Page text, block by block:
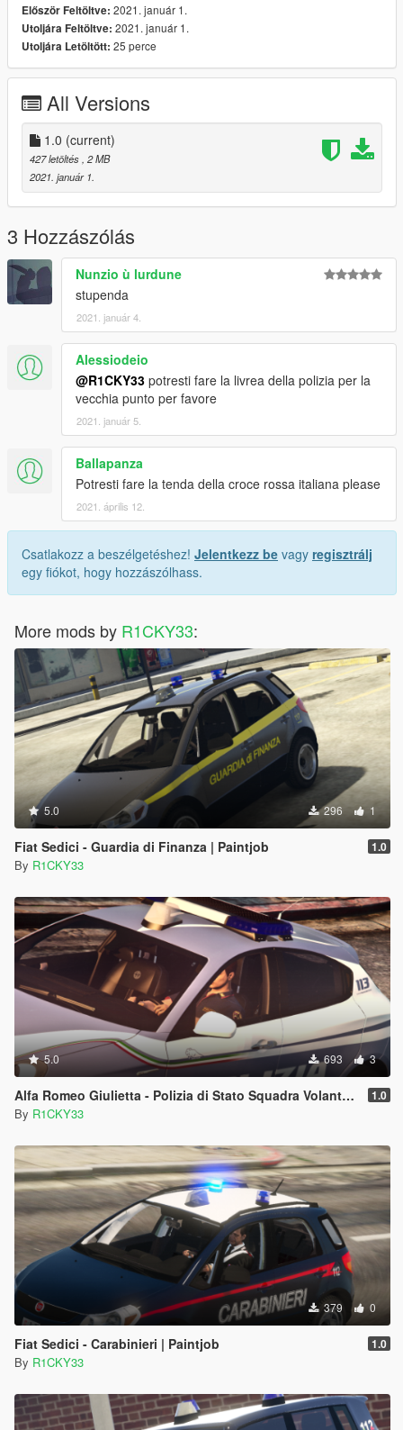
and put first the original model files and then the files that are
present in this RAR ( in the Skin folder)
Discord : https://discord.gg/MfrVDCFN8y
Először Feltöltve: 2021. január 1.
Utoljára Feltöltve: 2021. január 1.
Utoljára Letöltött: 25 perce
All Versions
1.0 (current)
427 letöltés , 2 MB
2021. január 1.
3 Hozzászólás
Nunzio ù lurdune
stupenda
2021. január 4.
Alessiodeio
@R1CKY33 potresti fare la livrea della polizia per la
vecchia punto per favore
2021. január 5.
Ballapanza
Potresti fare la tenda della croce rossa italiana please
2021. április 12.
Csatlakozz a beszélgetéshez! Jelentkezz be vagy regisztrálj
egy fiókot, hogy hozzászólhass.
More mods by R1CKY33:
5.0 296 1
Fiat Sedici - Guardia di Finanza | Paintjob 1.0
By R1CKY33
5.0 693 3
Alfa Romeo Giulietta - Polizia di Stato Squadra Volante | Reskin 1.0
By R1CKY33
379 0
Fiat Sedici - Carabinieri | Paintjob 1.0
By R1CKY33